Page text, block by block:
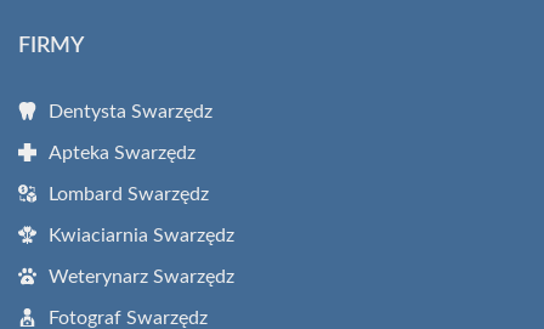
FIRMY
Dentysta Swarzędz
Apteka Swarzędz
Lombard Swarzędz
Kwiaciarnia Swarzędz
Weterynarz Swarzędz
Fotograf Swarzędz